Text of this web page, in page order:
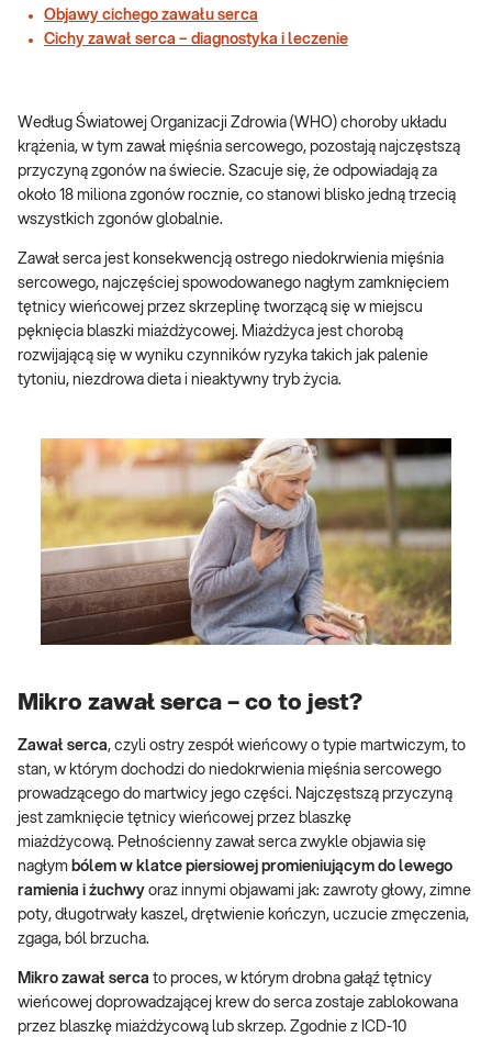
Objawy cichego zawału serca
Cichy zawał serca – diagnostyka i leczenie
Według Światowej Organizacji Zdrowia (WHO) choroby układu
krążenia, w tym zawał mięśnia sercowego, pozostają najczęstszą
przyczyną zgonów na świecie. Szacuje się, że odpowiadają za
około 18 miliona zgonów rocznie, co stanowi blisko jedną trzecią
wszystkich zgonów globalnie.
Zawał serca jest konsekwencją ostrego niedokrwienia mięśnia
sercowego, najczęściej spowodowanego nagłym zamknięciem
tętnicy wieńcowej przez skrzeplinę tworzącą się w miejscu
pęknięcia blaszki miażdżycowej. Miażdżyca jest chorobą
rozwijającą się w wyniku czynników ryzyka takich jak palenie
tytoniu, niezdrowa dieta i nieaktywny tryb życia.
Mikro zawał serca – co to jest?
Zawał serca, czyli ostry zespół wieńcowy o typie martwiczym, to
stan, w którym dochodzi do niedokrwienia mięśnia sercowego
prowadzącego do martwicy jego części. Najczęstszą przyczyną
jest zamknięcie tętnicy wieńcowej przez blaszkę
miażdżycową. Pełnościenny zawał serca zwykle objawia się
nagłym bólem w klatce piersiowej promieniującym do lewego
ramienia i żuchwy oraz innymi objawami jak: zawroty głowy, zimne
poty, długotrwały kaszel, drętwienie kończyn, uczucie zmęczenia,
zgaga, ból brzucha.
Mikro zawał serca to proces, w którym drobna gałąź tętnicy
wieńcowej doprowadzającej krew do serca zostaje zablokowana
przez blaszkę miażdżycową lub skrzep. Zgodnie z ICD-10